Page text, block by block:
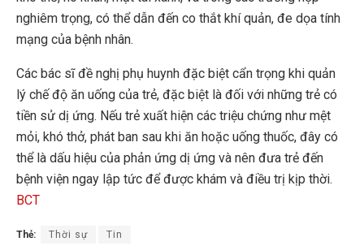
nghiêm trọng, có thể dẫn đến co thắt khí quản, đe dọa tính
mạng của bệnh nhân.
Các bác sĩ đề nghị phụ huynh đặc biệt cẩn trọng khi quản
lý chế độ ăn uống của trẻ, đặc biệt là đối với những trẻ có
tiền sử dị ứng. Nếu trẻ xuất hiện các triệu chứng như mệt
mỏi, khó thở, phát ban sau khi ăn hoặc uống thuốc, đây có
thể là dấu hiệu của phản ứng dị ứng và nên đưa trẻ đến
bệnh viện ngay lập tức để được khám và điều trị kịp thời.
BCT
Thẻ: Thời sự Tin